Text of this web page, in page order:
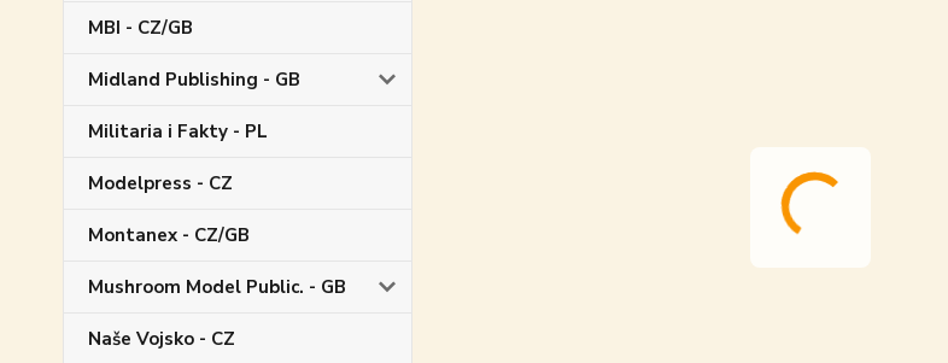
MBI - CZ/GB
Midland Publishing - GB
Militaria i Fakty - PL
Modelpress - CZ
Montanex - CZ/GB
Mushroom Model Public. - GB
Naše Vojsko - CZ